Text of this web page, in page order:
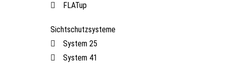
FLATup
Sichtschutzsysteme
System 25
System 41